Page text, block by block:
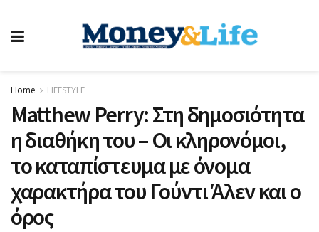
Home LIFESTYLE
Matthew Perry: Στη δημοσιότητα
η διαθήκη του – Οι κληρονόμοι,
το καταπίστευμα με όνομα
χαρακτήρα του Γούντι Άλεν και ο
όρος